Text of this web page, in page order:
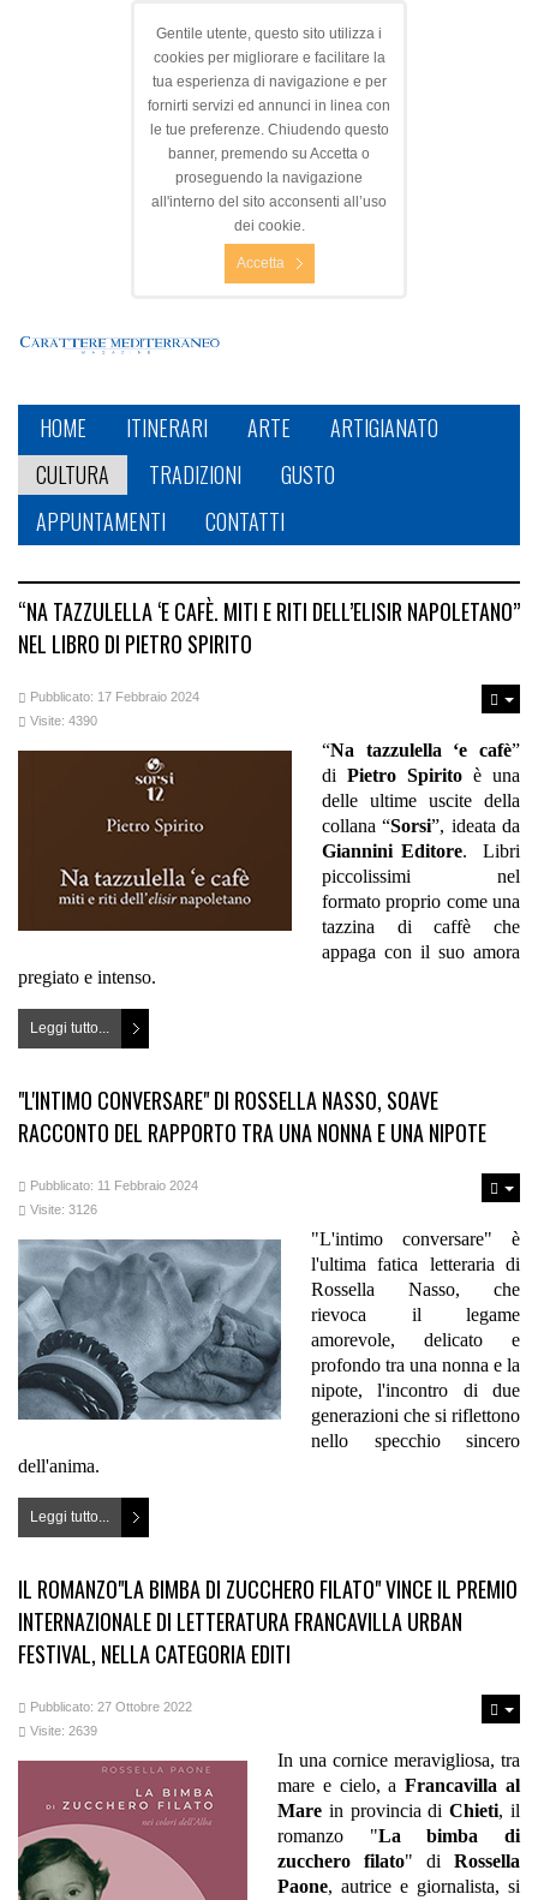
Gentile utente, questo sito utilizza i
cookies per migliorare e facilitare la
tua esperienza di navigazione e per
fornirti servizi ed annunci in linea con
le tue preferenze. Chiudendo questo
banner, premendo su Accetta o
proseguendo la navigazione
all'interno del sito acconsenti all’uso
dei cookie.
Accetta
HOME ITINERARI ARTE
ARTIGIANATO
CULTURA
TRADIZIONI
GUSTO
APPUNTAMENTI
CONTATTI
“NA TAZZULELLA ‘E CAFÈ. MITI E RITI DELL’ELISIR NAPOLETANO”
NEL LIBRO DI PIETRO SPIRITO
Pubblicato: 17 Febbraio 2024
Visite: 4390
“Na tazzulella ‘e cafè”
di Pietro Spirito è una
delle ultime uscite della
collana “Sorsi”, ideata da
Giannini Editore. Libri
piccolissimi nel
formato proprio come una
tazzina di caffè che
appaga con il suo amora
pregiato e intenso.
Leggi tutto...
"L'INTIMO CONVERSARE" DI ROSSELLA NASSO, SOAVE
RACCONTO DEL RAPPORTO TRA UNA NONNA E UNA NIPOTE
Pubblicato: 11 Febbraio 2024
Visite: 3126
"L'intimo conversare" è
l'ultima fatica letteraria di
Rossella Nasso, che
rievoca il legame
amorevole, delicato e
profondo tra una nonna e la
nipote, l'incontro di due
generazioni che si riflettono
nello specchio sincero
dell'anima.
Leggi tutto...
IL ROMANZO"LA BIMBA DI ZUCCHERO FILATO" VINCE IL PREMIO
INTERNAZIONALE DI LETTERATURA FRANCAVILLA URBAN
FESTIVAL, NELLA CATEGORIA EDITI
Pubblicato: 27 Ottobre 2022
Visite: 2639
In una cornice meravigliosa, tra
mare e cielo, aFrancavilla al
Mare in provincia diChieti, il
romanzo "La bimba di
zucchero filato" di Rossella
Paone, autrice e giornalista, si